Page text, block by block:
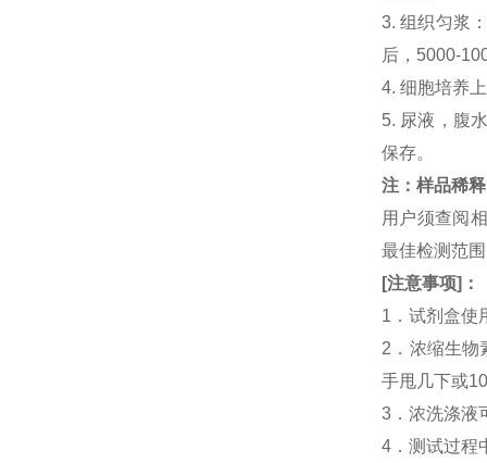
3. 组织匀浆
后，5000-
4. 细胞培养
5. 尿液，腹
保存。
注：样品稀
用户须查阅
最佳检测范
[注意事项] ：
1．试剂盒使
2．浓缩生物
手甩几下或
3．浓洗涤液
4．测试过程